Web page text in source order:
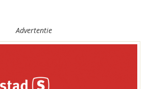
Advertentie